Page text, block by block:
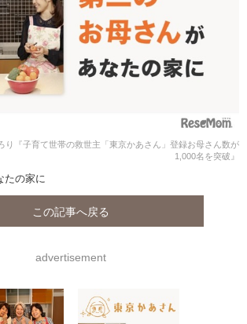
り『子育て世帯の救世主「東京かあさん」登録お母さん数が
1,000名を突破』
たの家に
この記事へ戻る
advertisement